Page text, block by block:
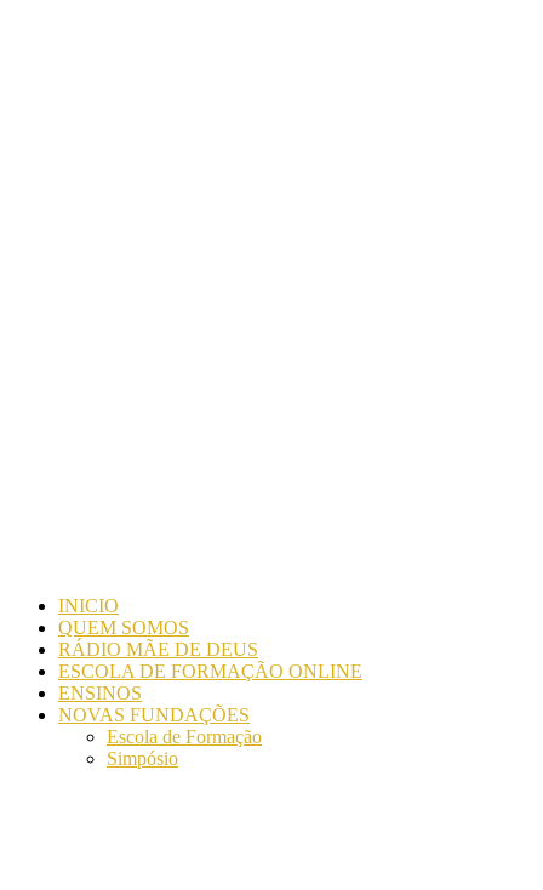
INICIO
QUEM SOMOS
RÁDIO MÃE DE DEUS
ESCOLA DE FORMAÇÃO ONLINE
ENSINOS
NOVAS FUNDAÇÕES
Escola de Formação
Simpósio